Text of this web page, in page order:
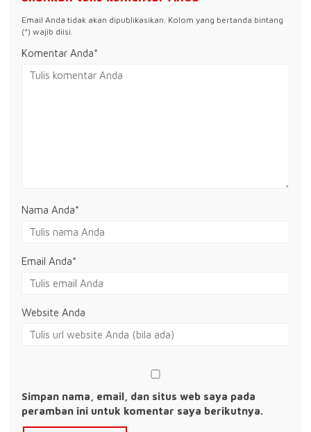
Email Anda tidak akan dipublikasikan. Kolom yang bertanda bintang
(*) wajib diisi.
Komentar Anda*
Nama Anda*
Email Anda*
Website Anda
Simpan nama, email, dan situs web saya pada
peramban ini untuk komentar saya berikutnya.